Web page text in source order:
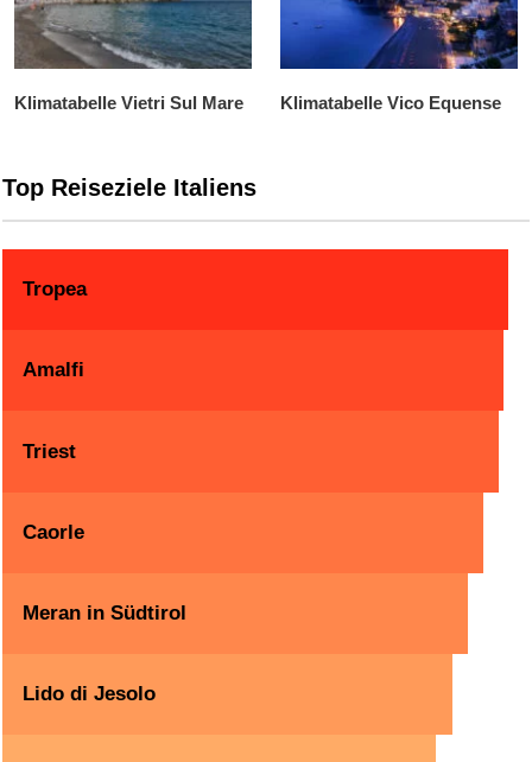
Klimatabelle Vietri Sul Mare Klimatabelle Vico Equense
Top Reiseziele Italiens
Tropea
Amalfi
Triest
Caorle
Meran in Südtirol
Lido di Jesolo